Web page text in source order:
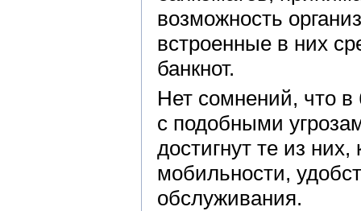
возможность
встроенные в них
банкнот.
Нет сомнений, что в
с подобными
достигнут те из
мобильности,
обслуживания.